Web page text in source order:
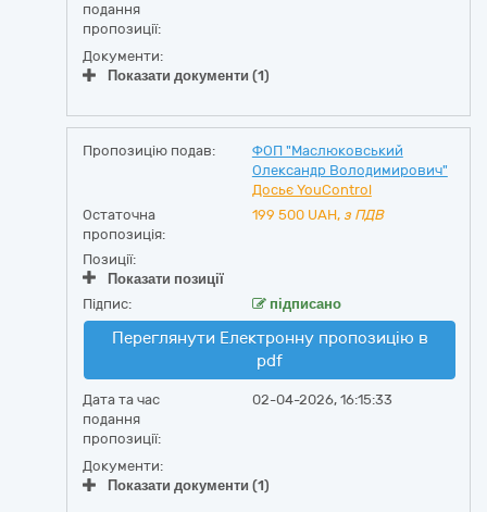
подання
пропозиції:
Документи:
Показати документи (1)
Пропозицію подав:
ФОП "Маслюковський
Олександр Володимирович"
Досьє YouControl
Остаточна
пропозиція:
199 500 UAH, з ПДВ
Позиції:
Показати позиції
Підпис:
підписано
Переглянути Електронну пропозицію в
pdf
Дата та час
подання
пропозиції:
02-04-2026, 16:15:33
Документи:
Показати документи (1)